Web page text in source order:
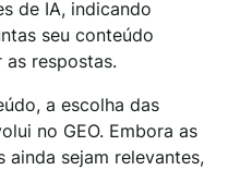
de IA, indicando
seu conteúdo
as respostas.
a escolha das
no GEO. Embora as
ainda sejam relevantes,